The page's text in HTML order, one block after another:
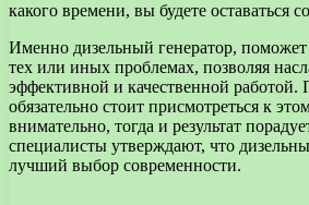
какого времени, вы будете оставаться
Именно дизельный генератор, поможет
тех или иных проблемах, позволяя
эффективной и качественной работой.
обязательно стоит присмотреться к
внимательно, тогда и результат
специалисты утверждают, что
лучший выбор современности.